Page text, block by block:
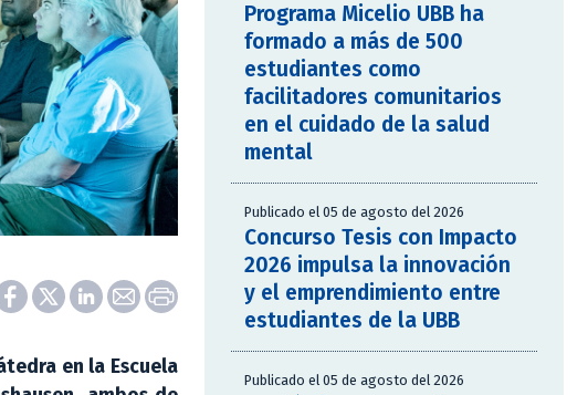
en la Escuela
Programa Micelio UBB ha
formado a más de 500
estudiantes como
facilitadores comunitarios
en el cuidado de la salud
mental
Publicado el 05 de agosto del 2026
Concurso Tesis con Impacto
2026 impulsa la innovación
y el emprendimiento entre
estudiantes de la UBB
Publicado el 05 de agosto del 2026